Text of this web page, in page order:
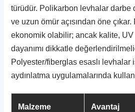
türüdür. Polikarbon levhalar darbe
ve uzun ömür açısından öne
ekonomik olabilir; ancak kalite, UV
dayanımı dikkatle
Polyester/fiberglas esaslı levhalar
aydınlatma uygulamalarında
Malzeme Avantaj